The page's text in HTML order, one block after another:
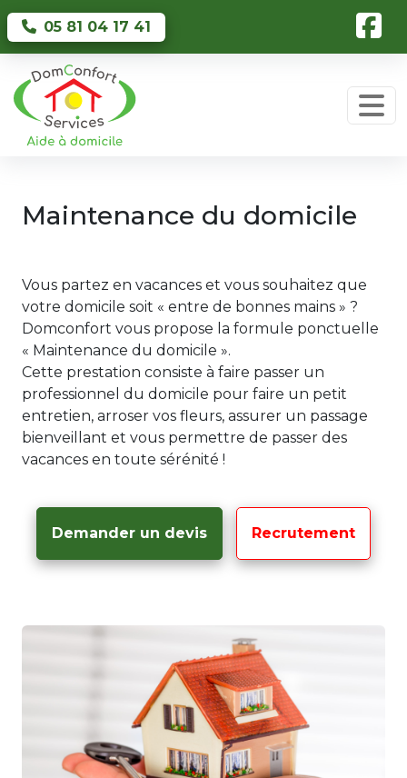
Skip to main content
05 81 04 17 41
Maintenance du domicile
Vous partez en vacances et vous souhaitez que
votre domicile soit « entre de bonnes mains » ?
Domconfort vous propose la formule ponctuelle
« Maintenance du domicile ».
Cette prestation consiste à faire passer un
professionnel du domicile pour faire un petit
entretien, arroser vos fleurs, assurer un passage
bienveillant et vous permettre de passer des
vacances en toute sérénité !
Demander un devis Recrutement